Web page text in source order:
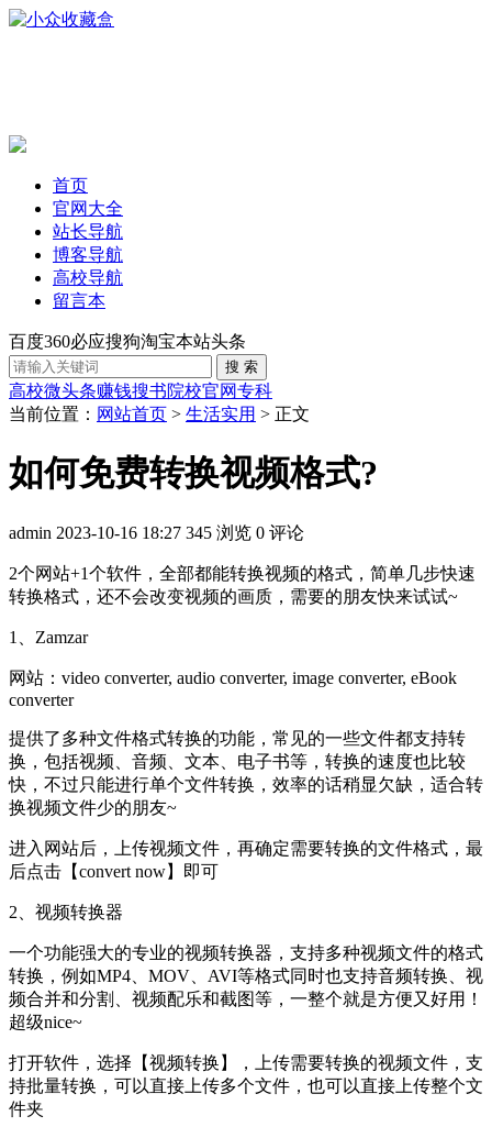
首页
官网大全
站长导航
博客导航
高校导航
留言本
百度360必应搜狗淘宝本站头条
高校微头条赚钱搜书院校官网专科
当前位置： 网站首页 > 生活实用 > 正文
如何免费转换视频格式?
admin 2023-10-16 18:27 345 浏览 0 评论
2个网站+1个软件，全部都能转换视频的格式，简单几步快速
转换格式，还不会改变视频的画质，需要的朋友快来试试~
1、Zamzar
网站：video converter, audio converter, image converter, eBook
converter
提供了多种文件格式转换的功能，常见的一些文件都支持转
换，包括视频、音频、文本、电子书等，转换的速度也比较
快，不过只能进行单个文件转换，效率的话稍显欠缺，适合转
换视频文件少的朋友~
进入网站后，上传视频文件，再确定需要转换的文件格式，最
后点击【convert now】即可
2、视频转换器
一个功能强大的专业的视频转换器，支持多种视频文件的格式
转换，例如MP4、MOV、AVI等格式同时也支持音频转换、视
频合并和分割、视频配乐和截图等，一整个就是方便又好用！
超级nice~
打开软件，选择【视频转换】，上传需要转换的视频文件，支
持批量转换，可以直接上传多个文件，也可以直接上传整个文
件夹